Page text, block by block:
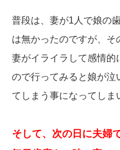
普段は、妻が1人で娘の
は無かったのですが、
妻がイライラして感情的
ので行ってみると娘が泣
てしまう事になってしま
そして、次の日に夫婦